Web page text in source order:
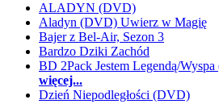
ALADYN (DVD)
Aladyn (DVD) Uwierz w Magię
Bajer z Bel-Air, Sezon 3
Bardzo Dziki Zachód
BD 2Pack Jestem Legendą/
więcej...
Dzień Niepodległości (DVD)